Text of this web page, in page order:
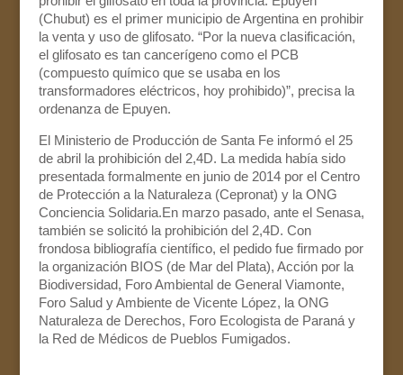
(Chubut) es el primer municipio de Argentina en prohibir
la venta y uso de glifosato. “Por la nueva clasificación,
el glifosato es tan cancerígeno como el PCB
(compuesto químico que se usaba en los
transformadores eléctricos, hoy prohibido)”, precisa la
ordenanza de Epuyen.
El Ministerio de Producción de Santa Fe informó el 25
de abril la prohibición del 2,4D. La medida había sido
presentada formalmente en junio de 2014 por el Centro
de Protección a la Naturaleza (Cepronat) y la ONG
Conciencia Solidaria.En marzo pasado, ante el Senasa,
también se solicitó la prohibición del 2,4D. Con
frondosa bibliografía científico, el pedido fue firmado por
la organización BIOS (de Mar del Plata), Acción por la
Biodiversidad, Foro Ambiental de General Viamonte,
Foro Salud y Ambiente de Vicente López, la ONG
Naturaleza de Derechos, Foro Ecologista de Paraná y
la Red de Médicos de Pueblos Fumigados.